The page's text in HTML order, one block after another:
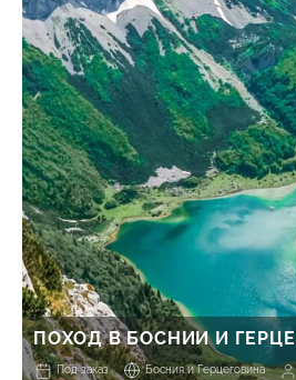
ПОХОД В БОСНИИ И
Под заказ Босния и Герцеговина